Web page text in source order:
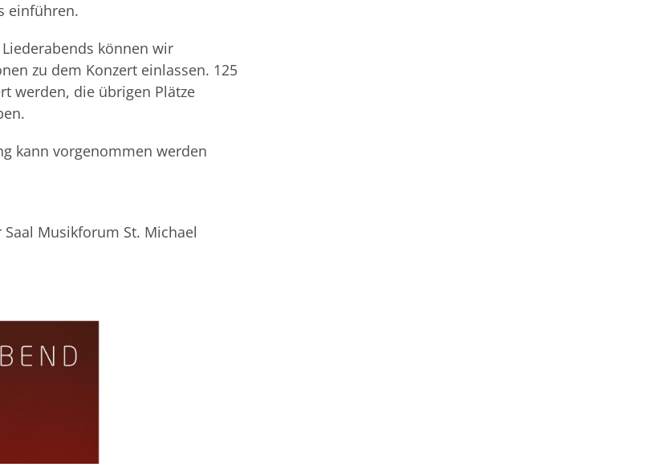
einführen.
können wir
zu dem Konzert einlassen. 125
werden, die übrigen Plätze
kann vorgenommen werden
Musikforum St. Michael